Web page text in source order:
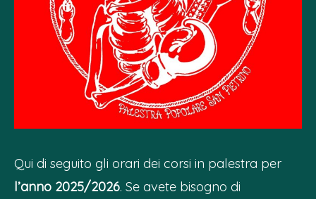
Qui di seguito gli orari dei corsi in palestra per
l’anno 2025/2026. Se avete bisogno di